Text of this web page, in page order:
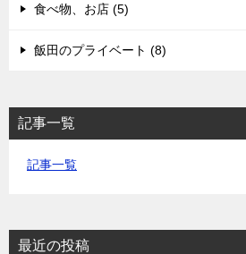
食べ物、お店 (5)
飯田のプライベート (8)
記事一覧
記事一覧
最近の投稿